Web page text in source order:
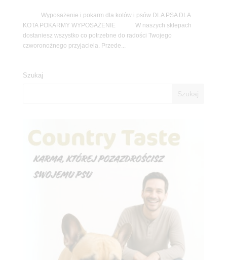
Wyposażenie i pokarm dla kotów i psów DLA PSA DLA
KOTA POKARMY WYPOSAŻENIE W naszych sklepach
dostaniesz wszystko co potrzebne do radości Twojego
czworonożnego przyjaciela. Przede...
Szukaj